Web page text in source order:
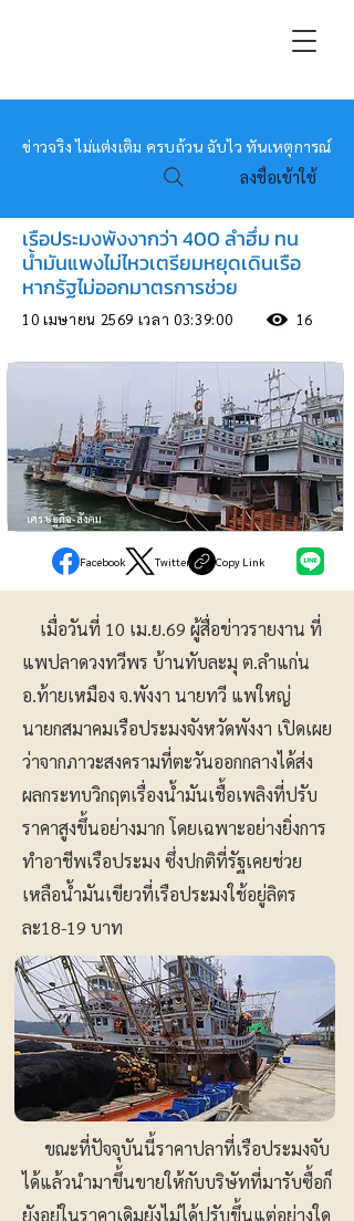
หมอข่าว
ข่าวจริง ไม่แต่งเติม ครบถ้วน ฉับไว ทันเหตุการณ์
ลงชื่อเข้าใช้
เรือประมงพังงากว่า 400 ลำฮึ่ม ทน
น้ำมันแพงไม่ไหวเตรียมหยุดเดินเรือ
หากรัฐไม่ออกมาตรการช่วย
10 เมษายน 2569 เวลา 03:39:00 16
เศรษฐกิจ-สังคม
Facebook Twitter Copy Link
เมื่อวันที่ 10 เม.ย.69 ผู้สื่อข่าวรายงาน ที่
แพปลาดวงทวีพร บ้านทับละมุ ต.ลำแก่น
อ.ท้ายเหมือง จ.พังงา นายทวี แพใหญ่
นายกสมาคมเรือประมงจังหวัดพังงา เปิดเผย
ว่าจากภาวะสงครามที่ตะวันออกกลางได้ส่ง
ผลกระทบวิกฤตเรื่องน้ำมันเชื้อเพลิงที่ปรับ
ราคาสูงขึ้นอย่างมาก โดยเฉพาะอย่างยิ่งการ
ทำอาชีพเรือประมง ซึ่งปกติที่รัฐเคยช่วย
เหลือน้ำมันเขียวที่เรือประมงใช้อยู่ลิตร
ละ18-19 บาท
ขณะที่ปัจจุบันนี้ราคาปลาที่เรือประมงจับ
ได้แล้วนำมาขึ้นขายให้กับบริษัทที่มารับซื้อก็
ยังอยู่ในราคาเดิมยังไม่ได้ปรับขึ้นแต่อย่างใด